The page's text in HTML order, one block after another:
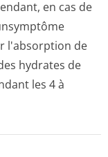
en cas de
l'absorption de
hydrates de
les 4 à